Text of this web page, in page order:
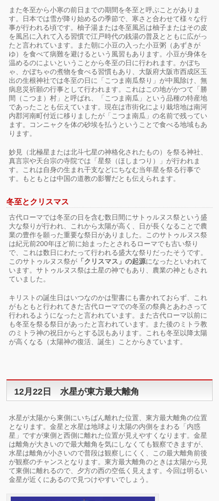
また冬至から小寒の前日までの期間を冬至と呼ぶことがありま
す。日本では雪が降り始めるの季節で、寒さと合わせて様々な行
事が行われる頃です。柚子湯または冬至風呂は柚子またはその皮
を風呂に入れて入る習慣で江戸時代の銭湯の普及とともに広がっ
たと言われています。また朝に小豆の入った小豆粥（あずきが
ゆ）を食べて病難を避けるという風習もあります。小豆が身体を
温めるのによいということから冬至の日に行われます。かぼち
ゃ、かぼちゃの煮物を食べる習慣もあり、大阪府大阪市西成区玉
出の生根神社では冬至の日に「こつま南瓜祭り」が中風除け、無
病息災祈願の行事として行われます。これはこの地がかつて「勝
間（こつま）村」と呼ばれ、「こつま南瓜」という品種の特産地
であったことも伝えています。現在は市街化により栽培地は南河
内郡河南町付近に移りましたが「こつま南瓜」の名前で残ってい
ます。コンニャクを体の砂埃を払うということで食べる地域もあ
ります。
妙見（北極星または北斗七星の神格化されたもの）を祭る神社、
真言宗や天台宗の寺院では「星祭（ほしまつり）」が行われま
す。これは自身の生まれ干支などにちなむ当年星を祭る行事で
す。もともとは中国の道教の影響だとも伝えられます。
冬至とクリスマス
古代ローマでは冬至の日を含む数日間にサトゥルヌス祭という盛
大な祭りが行われ、これから太陽が高く、日が長くなることで農
業の豊作を願った重要な祭日がありました。このサトゥルヌス祭
は紀元前200年ほど前に始まったとされるローマでも古い祭り
で、これは数日にわたって行われる盛大な祭りだったそうです。
このサトゥルヌス祭が 「クリスマス」の起源になったといわれて
います。サトゥルヌス祭は土星の神でもあり、農業の神ともされ
ていました。
キリストの誕生日はいつなのかは聖書にも書かれておらず、これ
がもともと行われてきた古代ローマでの冬至の祭典とあわさって
行われるようになったと言われています。また古代ローマ以前に
も冬至を祭る祭日があったと言われています。また後のミトラ教
のミトラ神の祝日からとする説もあります。これも冬至以降太陽
が高くなる（太陽神の復活、誕生）ことからきています。
12月22日 水星が東方最大離角
水星が太陽から東側にいちばん離れた位置、東方最大離角の位置
となります。金星と水星は地球より太陽の内側をまわる「内惑
星」ですが東側と西側に離れた位置が見えやすくなります。金星
は離角が大きいので最大離角を気にしなくても観察できますが、
水星は離角が小さいので普段は観察しにくく、この最大離角前後
が観察のチャンスとなります。東方最大離角のときは太陽から見
て東側に離れるので、夕方の西の空低く見えます。今回は明るい
金星が近くにあるので見つけやすいでしょう。